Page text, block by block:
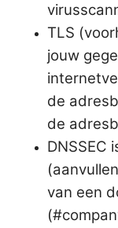
TLS
jouw
de
de
DNSSEC
van een